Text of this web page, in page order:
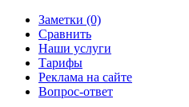
Заметки (0)
Сравнить
Наши услуги
Тарифы
Реклама на сайте
Вопрос-ответ